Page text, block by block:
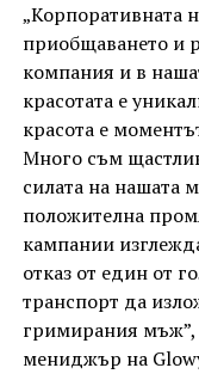
„Корпоративната
приобщаването и
компания и в
красотата е
красота е
Много съм
силата на нашата
положителна
кампании
отказ от един от
транспорт да
гримирания мъж”,
мениджър на